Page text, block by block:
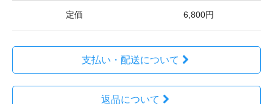
定価 6,800円
支払い・配送について
返品について